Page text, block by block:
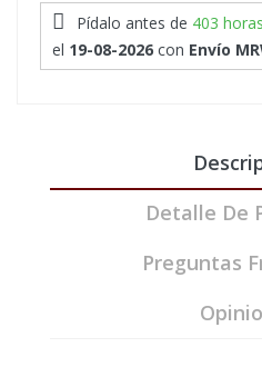
Pídalo antes de 403
el 19-08-2026 con Envío
Detalle De
Preguntas